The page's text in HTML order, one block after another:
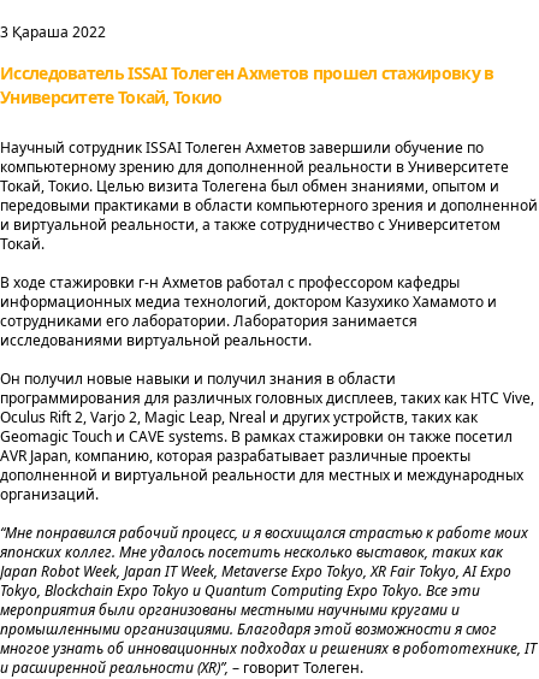
3 Қараша 2022
Исследователь ISSAI Толеген Ахметов прошел стажировку в
Университете Токай, Токио
Научный сотрудник ISSAI Толеген Ахметов завершили обучение по
компьютерному зрению для дополненной реальности в Университете
Токай, Токио. Целью визита Толегена был обмен знаниями, опытом и
передовыми практиками в области компьютерного зрения и дополненной
и виртуальной реальности, а также сотрудничество с Университетом
Токай.
В ходе стажировки г-н Ахметов работал с профессором кафедры
информационных медиа технологий, доктором Казухико Хамамото и
сотрудниками его лаборатории. Лаборатория занимается
исследованиями виртуальной реальности.
Он получил новые навыки и получил знания в области
программирования для различных головных дисплеев, таких как HTC Vive,
Oculus Rift 2, Varjo 2, Magic Leap, Nreal и других устройств, таких как
Geomagic Touch и CAVE systems. В рамках стажировки он также посетил
AVR Japan, компанию, которая разрабатывает различные проекты
дополненной и виртуальной реальности для местных и международных
организаций.
“Мне понравился рабочий процесс, и я восхищался страстью к работе моих
японских коллег. Мне удалось посетить несколько выставок, таких как
Japan Robot Week, Japan IT Week, Metaverse Expo Tokyo, XR Fair Tokyo, AI Expo
Tokyo, Blockchain Expo Tokyo и Quantum Computing Expo Tokyo. Все эти
мероприятия были организованы местными научными кругами и
промышленными организациями. Благодаря этой возможности я смог
многое узнать об инновационных подходах и решениях в робототехнике, IT
и расширенной реальности (XR)”, – говорит Толеген.